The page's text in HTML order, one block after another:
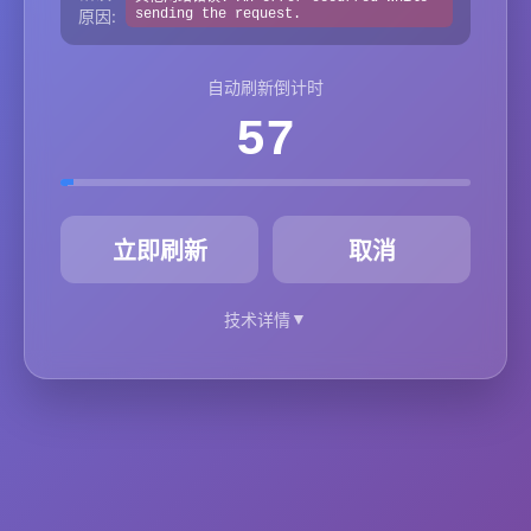
原因:
sending the request.
自动刷新倒计时
57
立即刷新 取消
技术详情▼